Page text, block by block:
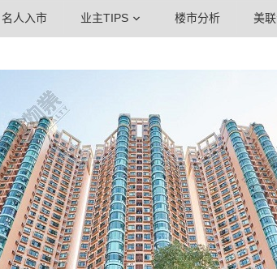
名人入市 业主TIPS 楼市分析 美